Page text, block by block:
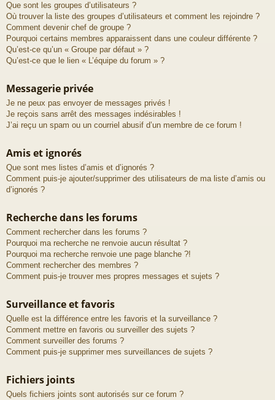
Que sont les groupes d’utilisateurs ?
Où trouver la liste des groupes d’utilisateurs et comment les rejoindre ?
Comment devenir chef de groupe ?
Pourquoi certains membres apparaissent dans une couleur différente ?
Qu’est-ce qu’un « Groupe par défaut » ?
Qu’est-ce que le lien « L’équipe du forum » ?
Messagerie privée
Je ne peux pas envoyer de messages privés !
Je reçois sans arrêt des messages indésirables !
J’ai reçu un spam ou un courriel abusif d’un membre de ce forum !
Amis et ignorés
Que sont mes listes d’amis et d’ignorés ?
Comment puis-je ajouter/supprimer des utilisateurs de ma liste d’amis ou
d’ignorés ?
Recherche dans les forums
Comment rechercher dans les forums ?
Pourquoi ma recherche ne renvoie aucun résultat ?
Pourquoi ma recherche renvoie une page blanche ?!
Comment rechercher des membres ?
Comment puis-je trouver mes propres messages et sujets ?
Surveillance et favoris
Quelle est la différence entre les favoris et la surveillance ?
Comment mettre en favoris ou surveiller des sujets ?
Comment surveiller des forums ?
Comment puis-je supprimer mes surveillances de sujets ?
Fichiers joints
Quels fichiers joints sont autorisés sur ce forum ?